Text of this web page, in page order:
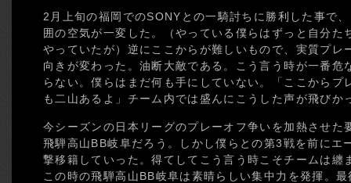
2月上旬の福岡でのSONYとの一騎討ちに勝利した事で
囲の空気が一変した。（やっている僕らはずっと自分た
やっていたが）逆にここからが難しいもので、実質プレ
向きが変わった。油断大敵である。こう言う時が一番危
らない。僕らはまだ何も手にしていない。「ここからプ
も二山あるよ」チーム内では盛んにこうした声が飛びか
今シーズンの日本リーグのプレーオフ争いを加熱させた
飛騨高山BB岐阜だろう。しかし僕らとの第3戦を前にエ
撃移籍していった。得てしてこう言う時こそチームは纏
この時の飛騨高山BB岐阜は素晴らしい集中力を発揮。